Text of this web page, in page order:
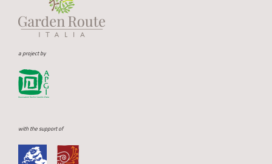
a project by
with the support of